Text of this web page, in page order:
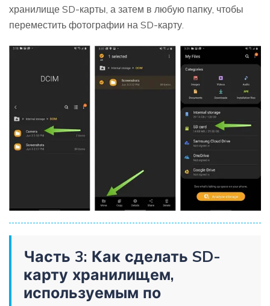
хранилище SD-карты, а затем в любую папку, чтобы
переместить фотографии на SD-карту.
Часть 3: Как сделать SD-
карту хранилищем,
используемым по